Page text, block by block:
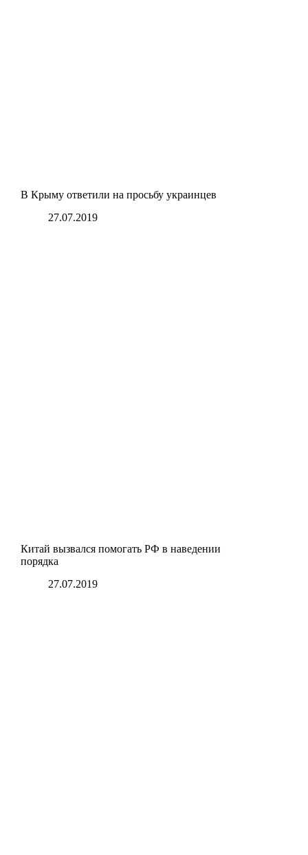
В Крыму ответили на просьбу украинцев
27.07.2019
Китай вызвался помогать РФ в наведении
порядка
27.07.2019